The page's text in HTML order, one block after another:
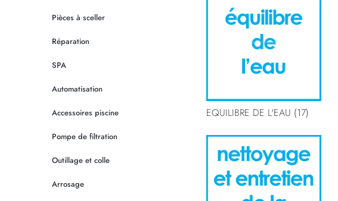
Pièces à sceller
Réparation
SPA
Automatisation
Accessoires piscine
Pompe de filtration
Outillage et colle
Arrosage
EQUILIBRE DE L'EAU (17)